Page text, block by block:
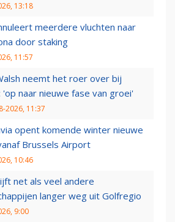
13:18
meerdere vluchten naar
door staking
11:57
neemt het roer over bij
'op naar nieuwe fase van groei'
2026, 11:37
opent komende winter nieuwe
Brussels Airport
10:46
net als veel andere
langer weg uit Golfregio
9:00